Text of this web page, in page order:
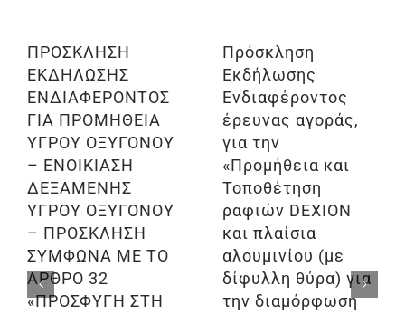
ΠΡΟΣΚΛΗΣΗ
ΕΚΔΗΛΩΣΗΣ
ΕΝΔΙΑΦΕΡΟΝΤΟΣ
ΓΙΑ ΠΡΟΜΗΘΕΙΑ
ΥΓΡΟΥ ΟΞΥΓΟΝΟΥ
– ΕΝΟΙΚΙΑΣΗ
ΔΕΞΑΜΕΝΗΣ
ΥΓΡΟΥ ΟΞΥΓΟΝΟΥ
– ΠΡΟΣΚΛΗΣΗ
ΣΥΜΦΩΝΑ ΜΕ ΤΟ
ΑΡΘΡΟ 32
«ΠΡΟΣΦΥΓΗ ΣΤΗ
Πρόσκληση
Εκδήλωσης
Ενδιαφέροντος
έρευνας αγοράς,
για την
«Προμήθεια και
Τοποθέτηση
ραφιών DEXION
και πλαίσια
αλουμινίου (με
δίφυλλη θύρα) για
την διαμόρφωση